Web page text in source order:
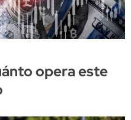
opera este